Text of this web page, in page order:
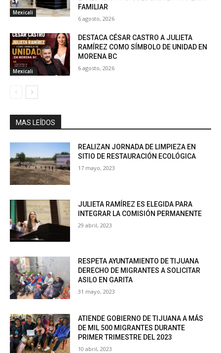
Mexicali
FAMILIAR
6 agosto, 2026
Mexicali
DESTACA CÉSAR CASTRO A JULIETA
RAMÍREZ COMO SÍMBOLO DE UNIDAD EN
MORENA BC
6 agosto, 2026
MAS LEÍDOS
REALIZAN JORNADA DE LIMPIEZA EN
SITIO DE RESTAURACIÓN ECOLÓGICA
17 mayo, 2023
JULIETA RAMÍREZ ES ELEGIDA PARA
INTEGRAR LA COMISIÓN PERMANENTE
29 abril, 2023
RESPETA AYUNTAMIENTO DE TIJUANA
DERECHO DE MIGRANTES A SOLICITAR
ASILO EN GARITA
31 mayo, 2023
ATIENDE GOBIERNO DE TIJUANA A MÁS
DE MIL 500 MIGRANTES DURANTE
PRIMER TRIMESTRE DEL 2023
10 abril, 2023